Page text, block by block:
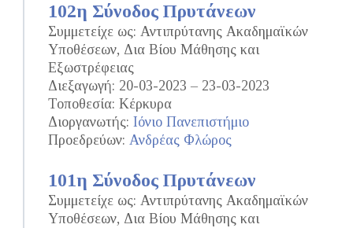
102η Σύνοδος Πρυτάνεων
Συμμετείχε ως: Αντιπρύτανης Ακαδημαϊκών
Υποθέσεων, Δια Βίου Μάθησης και
Εξωστρέφειας
Διεξαγωγή: 20-03-2023 – 23-03-2023
Τοποθεσία: Κέρκυρα
Διοργανωτής: Ιόνιο Πανεπιστήμιο
Προεδρεύων: Ανδρέας Φλώρος
101η Σύνοδος Πρυτάνεων
Συμμετείχε ως: Αντιπρύτανης Ακαδημαϊκών
Υποθέσεων, Δια Βίου Μάθησης και